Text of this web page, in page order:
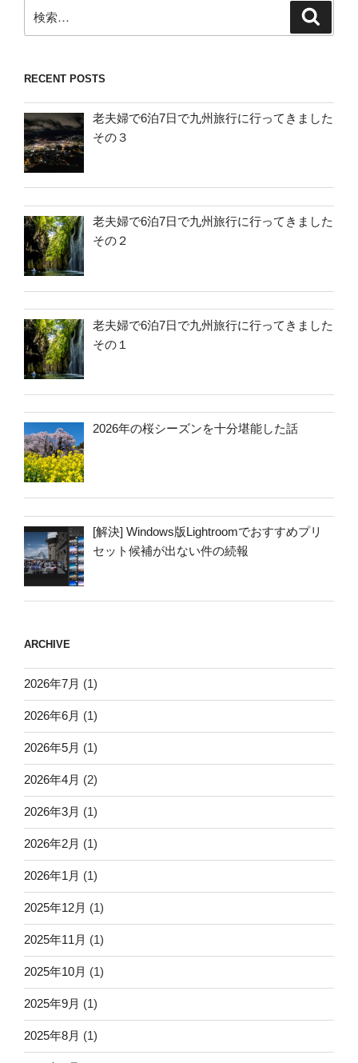
索:
RECENT POSTS
老夫婦で6泊7日で九州旅行に行ってきました
その３
老夫婦で6泊7日で九州旅行に行ってきました
その２
老夫婦で6泊7日で九州旅行に行ってきました
その１
2026年の桜シーズンを十分堪能した話
[解決] Windows版Lightroomでおすすめプリ
セット候補が出ない件の続報
ARCHIVE
2026年7月 (1)
2026年6月 (1)
2026年5月 (1)
2026年4月 (2)
2026年3月 (1)
2026年2月 (1)
2026年1月 (1)
2025年12月 (1)
2025年11月 (1)
2025年10月 (1)
2025年9月 (1)
2025年8月 (1)